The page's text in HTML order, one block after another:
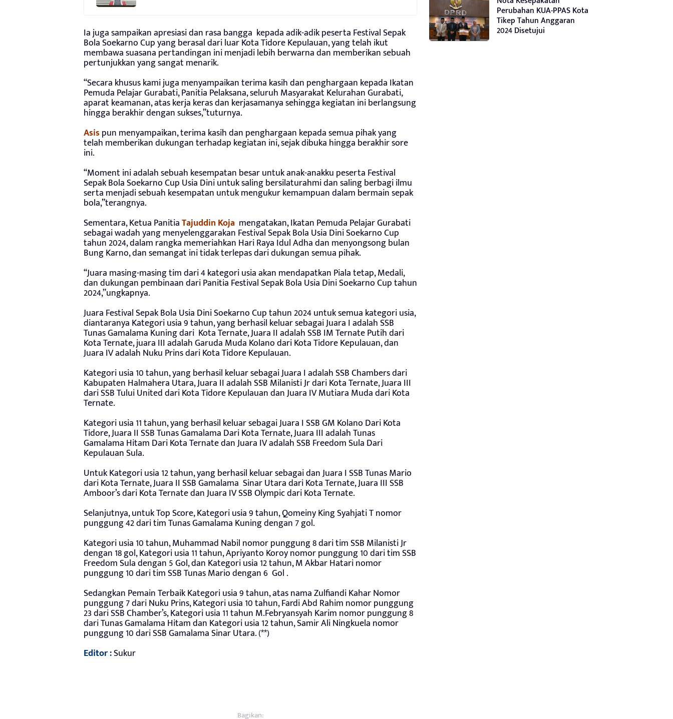
Ia juga sampaikan apresiasi dan rasa bangga kepada adik-adik peserta Festival Sepak
Bola Soekarno Cup yang berasal dari luar Kota Tidore Kepulauan, yang telah ikut
membawa suasana pertandingan ini menjadi lebih berwarna dan memberikan sebuah
pertunjukkan yang sangat menarik.
“Secara khusus kami juga menyampaikan terima kasih dan penghargaan kepada Ikatan
Pemuda Pelajar Gurabati, Panitia Pelaksana, seluruh Masyarakat Kelurahan Gurabati,
aparat keamanan, atas kerja keras dan kerjasamanya sehingga kegiatan ini berlangsung
hingga berakhir dengan sukses,”tuturnya.
Asispun menyampaikan, terima kasih dan penghargaan kepada semua pihak yang
telah memberikan dukungan terhadap kegiatan ini, sejak dibuka hingga berakhir sore
ini.
“Moment ini adalah sebuah kesempatan besar untuk anak-anakku peserta Festival
Sepak Bola Soekarno Cup Usia Dini untuk saling bersilaturahmi dan saling berbagi ilmu
serta menjadi sebuah kesempatan untuk mengukur kemampuan dalam bermain sepak
bola,”terangnya.
Sementara, Ketua PanitiaTajuddin Koja mengatakan, Ikatan Pemuda Pelajar Gurabati
sebagai wadah yang menyelenggarakan Festival Sepak Bola Usia Dini Soekarno Cup
tahun 2024, dalam rangka memeriahkan Hari Raya Idul Adha dan menyongsong bulan
Bung Karno, dan semangat ini tidak terlepas dari dukungan semua pihak.
“Juara masing-masing tim dari 4 kategori usia akan mendapatkan Piala tetap, Medali,
dan dukungan pembinaan dari Panitia Festival Sepak Bola Usia Dini Soekarno Cup tahun
2024,”ungkapnya.
Juara Festival Sepak Bola Usia Dini Soekarno Cup tahun 2024 untuk semua kategori usia,
diantaranya Kategori usia 9 tahun, yang berhasil keluar sebagai Juara I adalah SSB
Tunas Gamalama Kuning dari Kota Ternate, Juara II adalah SSB IM Ternate Putih dari
Kota Ternate, juara III adalah Garuda Muda Kolano dari Kota Tidore Kepulauan, dan
Juara IV adalah Nuku Prins dari Kota Tidore Kepulauan.
Kategori usia 10 tahun, yang berhasil keluar sebagai Juara I adalah SSB Chambers dari
Kabupaten Halmahera Utara, Juara II adalah SSB Milanisti Jr dari Kota Ternate, Juara III
dari SSB Tului United dari Kota Tidore Kepulauan dan Juara IV Mutiara Muda dari Kota
Ternate.
Kategori usia 11 tahun, yang berhasil keluar sebagai Juara I SSB GM Kolano Dari Kota
Tidore, Juara II SSB Tunas Gamalama Dari Kota Ternate, Juara III adalah Tunas
Gamalama Hitam Dari Kota Ternate dan Juara IV adalah SSB Freedom Sula Dari
Kepulauan Sula.
Untuk Kategori usia 12 tahun, yang berhasil keluar sebagai dan Juara I SSB Tunas Mario
dari Kota Ternate, Juara II SSB Gamalama Sinar Utara dari Kota Ternate, Juara III SSB
Amboor’s dari Kota Ternate dan Juara IV SSB Olympic dari Kota Ternate.
Selanjutnya, untuk Top Score, Kategori usia 9 tahun, Qomeiny King Syahjati T nomor
punggung 42 dari tim Tunas Gamalama Kuning dengan 7 gol.
Kategori usia 10 tahun, Muhammad Nabil nomor punggung 8 dari tim SSB Milanisti Jr
dengan 18 gol, Kategori usia 11 tahun, Apriyanto Koroy nomor punggung 10 dari tim SSB
Freedom Sula dengan 5 Gol, dan Kategori usia 12 tahun, M Akbar Hatari nomor
punggung 10 dari tim SSB Tunas Mario dengan 6 Gol .
Sedangkan Pemain Terbaik Kategori usia 9 tahun, atas nama Zulfiandi Kahar Nomor
punggung 7 dari Nuku Prins, Kategori usia 10 tahun, Fardi Abd Rahim nomor punggung
23 dari SSB Chamber’s, Kategori usia 11 tahun M.Febryansyah Karim nomor punggung 8
dari Tunas Gamalama Hitam dan Kategori usia 12 tahun, Samir Ali Ningkuela nomor
punggung 10 dari SSB Gamalama Sinar Utara. (**)
Editor :Sukur
Bagikan:
Perubahan KUA-PPAS Kota
Tikep Tahun Anggaran
2024 Disetujui